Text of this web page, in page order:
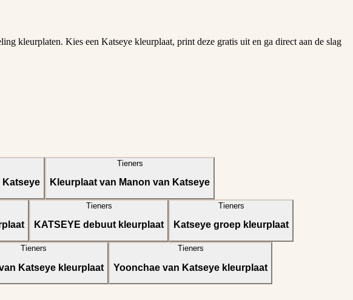
kleurplaten. Kies een Katseye kleurplaat, print deze gratis uit en ga direct aan de slag
Katseye
Tieners
Kleurplaat van Manon van Katseye
Tieners
KATSEYE debuut kleurplaat
Tieners
Katseye groep kleurplaat
Tieners
Katseye kleurplaat
Tieners
Yoonchae van Katseye kleurplaat